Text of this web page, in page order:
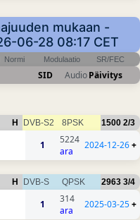
mukaan -
06-28 08:17 CET
Normi Modulaatio SR/FEC
SID AudioPäivitys
H DVB-S2 8PSK 1500 2/3
1
5224
ara
2024-12-26+
H DVB-S QPSK 2963 3/4
1
314
ara
2025-03-25+